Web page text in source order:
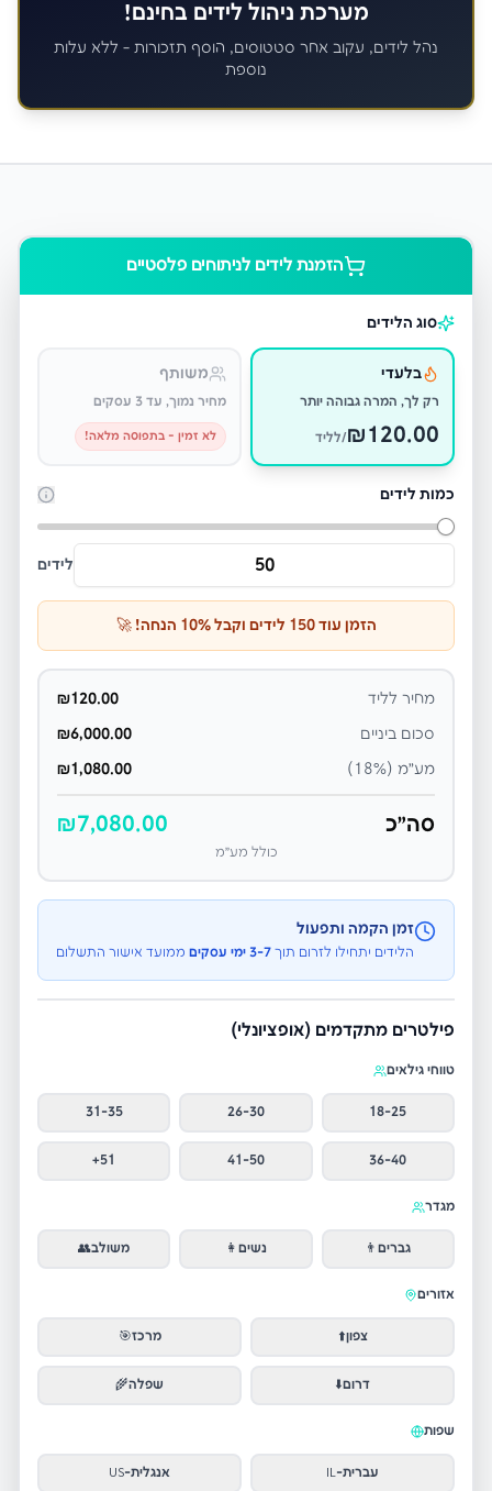
מערכת ניהול לידים בחינם!
נהל לידים, עקוב אחר סטטוסים, הוסף תזכורות - ללא עלות
נוספת
הזמנת לידים לניתוחים פלסטיים
סוג הלידים
בלעדי
רק לך, המרה גבוהה יותר
₪120.00 /לליד
משותף
מחיר נמוך, עד 3 עסקים
לא זמין - בתפוסה מלאה!
כמות לידים
לידים
הזמן עוד150 לידים וקבל 10% הנחה! 🚀
מחיר לליד ₪120.00
סכום ביניים ₪6,000.00
מע״מ (18%) ₪1,080.00
סה״כ ₪7,080.00
כולל מע״מ
זמן הקמה ותפעול
הלידים יתחילו לזרום תוך 3-7 ימי עסקים ממועד אישור התשלום
פילטרים מתקדמים (אופציונלי)
טווחי גילאים
18-25
26-30
31-35
36-40
41-50
51+
מגדר
גברים👨 נשים👩 משולב👥
אזורים
צפון⬆️ מרכז🎯
דרום⬇️ שפלה🌾
שפות
עברית-
IL אנגלית-
US